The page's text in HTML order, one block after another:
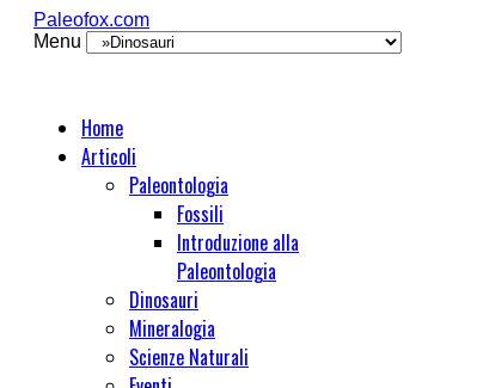
Paleofox.com
Menu
Home
Articoli
Paleontologia
Fossili
Introduzione alla
Paleontologia
Dinosauri
Mineralogia
Scienze Naturali